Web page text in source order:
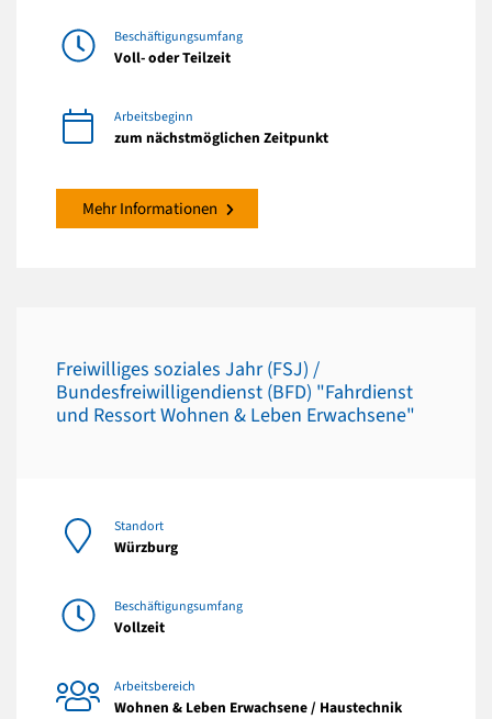
Beschäftigungsumfang
Voll- oder Teilzeit
Arbeitsbeginn
zum nächstmöglichen Zeitpunkt
Mehr Informationen
Freiwilliges soziales Jahr (FSJ) /
Bundesfreiwilligendienst (BFD) "Fahrdienst
und Ressort Wohnen & Leben Erwachsene"
Standort
Würzburg
Beschäftigungsumfang
Vollzeit
Arbeitsbereich
Wohnen & Leben Erwachsene / Haustechnik